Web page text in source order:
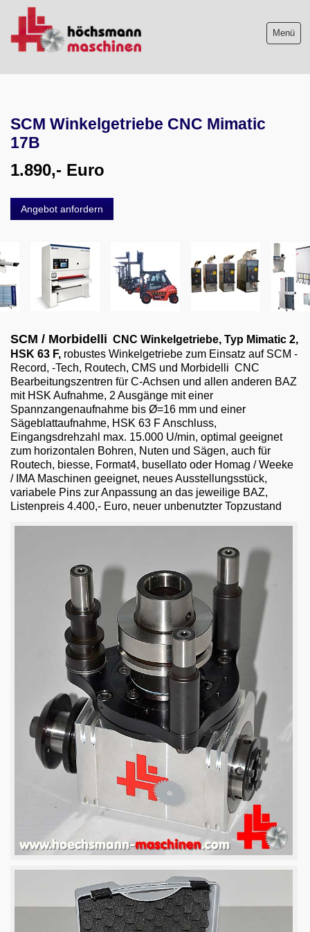
Menü
Maschinenankauf
Service
Wir über uns
06103-9744-0
English
SCM Winkelgetriebe CNC Mimatic
17B
1.890,- Euro
Angebot anfordern
SCM / Morbidelli CNC Winkelgetriebe, Typ Mimatic 2,
HSK 63 F, robustes Winkelgetriebe zum Einsatz auf SCM -
Record, -Tech, Routech, CMS und Morbidelli CNC
Bearbeitungszentren für C-Achsen und allen anderen BAZ
mit HSK Aufnahme, 2 Ausgänge mit einer
Spannzangenaufnahme bis Ø=16 mm und einer
Sägeblattaufnahme, HSK 63 F Anschluss,
Eingangsdrehzahl max. 15.000 U/min, optimal geeignet
zum horizontalen Bohren, Nuten und Sägen, auch für
Routech, biesse, Format4, busellato oder Homag / Weeke
/ IMA Maschinen geeignet, neues Ausstellungsstück,
variabele Pins zur Anpassung an das jeweilige BAZ,
Listenpreis 4.400,- Euro, neuer unbenutzter Topzustand